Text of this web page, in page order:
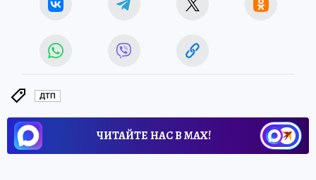
ДТП
ЧИТАЙТЕ НАС В МАХ!